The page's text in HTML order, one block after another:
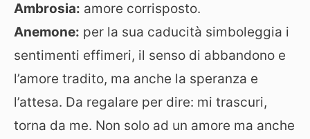
Ambrosia: amore corrisposto.
Anemone: per la sua caducità simboleggia i
sentimenti effimeri, il senso di abbandono e
l’amore tradito, ma anche la speranza e
l’attesa. Da regalare per dire: mi trascuri,
torna da me. Non solo ad un amore ma anche